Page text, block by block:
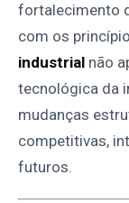
fortalecimento
com os
industrial não
tecnológica da
mudanças
competitivas,
futuros.